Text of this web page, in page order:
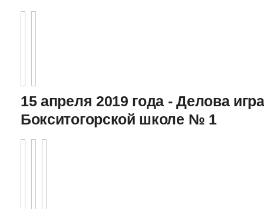
15 апреля 2019 года - Делова
Бокситогорской школе № 1